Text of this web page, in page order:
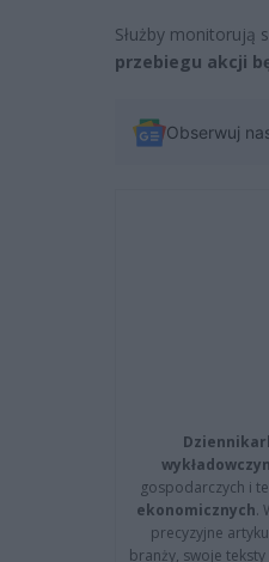
Służby monitorują
przebiegu akcji
Obserwuj
gospodarczych i
ekonomicznych.
precyzyjne
branży, swoje